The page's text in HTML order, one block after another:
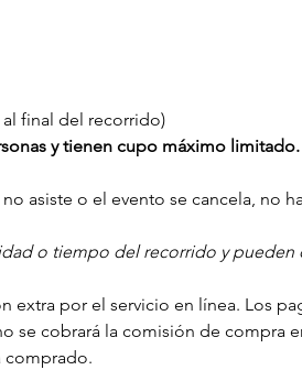
final del recorrido)
y tienen cupo máximo
asiste o el evento se cancela, no
o tiempo del recorrido y
extra por el servicio en línea. Los
se cobrará la comisión de compra
comprado.